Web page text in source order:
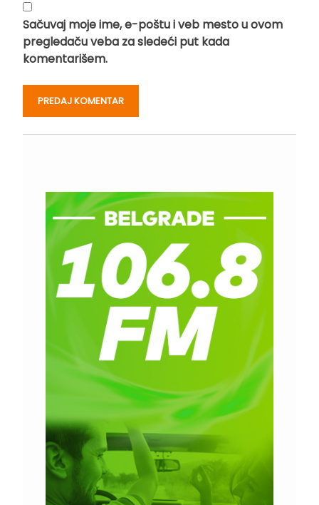
Sačuvaj moje ime, e-poštu i veb mesto u ovom
pregledaču veba za sledeći put kada
komentarišem.